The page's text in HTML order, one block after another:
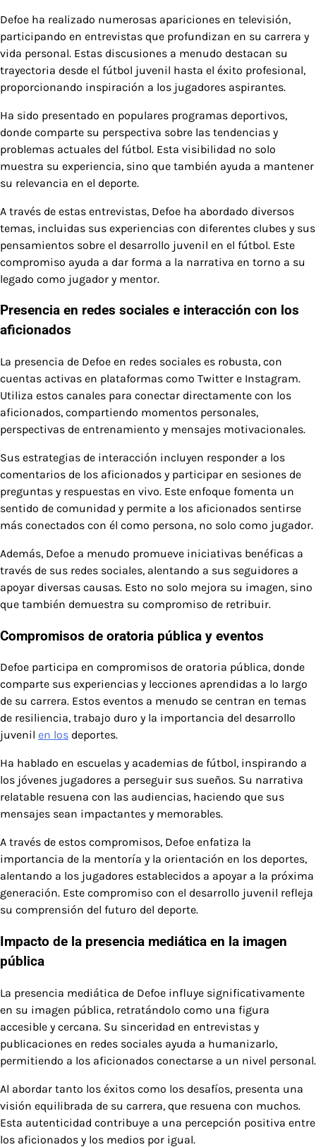
Defoe ha realizado numerosas apariciones en televisión,
participando en entrevistas que profundizan en su carrera y
vida personal. Estas discusiones a menudo destacan su
trayectoria desde el fútbol juvenil hasta el éxito profesional,
proporcionando inspiración a los jugadores aspirantes.
Ha sido presentado en populares programas deportivos,
donde comparte su perspectiva sobre las tendencias y
problemas actuales del fútbol. Esta visibilidad no solo
muestra su experiencia, sino que también ayuda a mantener
su relevancia en el deporte.
A través de estas entrevistas, Defoe ha abordado diversos
temas, incluidas sus experiencias con diferentes clubes y sus
pensamientos sobre el desarrollo juvenil en el fútbol. Este
compromiso ayuda a dar forma a la narrativa en torno a su
legado como jugador y mentor.
Presencia en redes sociales e interacción con los
aficionados
La presencia de Defoe en redes sociales es robusta, con
cuentas activas en plataformas como Twitter e Instagram.
Utiliza estos canales para conectar directamente con los
aficionados, compartiendo momentos personales,
perspectivas de entrenamiento y mensajes motivacionales.
Sus estrategias de interacción incluyen responder a los
comentarios de los aficionados y participar en sesiones de
preguntas y respuestas en vivo. Este enfoque fomenta un
sentido de comunidad y permite a los aficionados sentirse
más conectados con él como persona, no solo como jugador.
Además, Defoe a menudo promueve iniciativas benéficas a
través de sus redes sociales, alentando a sus seguidores a
apoyar diversas causas. Esto no solo mejora su imagen, sino
que también demuestra su compromiso de retribuir.
Compromisos de oratoria pública y eventos
Defoe participa en compromisos de oratoria pública, donde
comparte sus experiencias y lecciones aprendidas a lo largo
de su carrera. Estos eventos a menudo se centran en temas
de resiliencia, trabajo duro y la importancia del desarrollo
juvenil en los deportes.
Ha hablado en escuelas y academias de fútbol, inspirando a
los jóvenes jugadores a perseguir sus sueños. Su narrativa
relatable resuena con las audiencias, haciendo que sus
mensajes sean impactantes y memorables.
A través de estos compromisos, Defoe enfatiza la
importancia de la mentoría y la orientación en los deportes,
alentando a los jugadores establecidos a apoyar a la próxima
generación. Este compromiso con el desarrollo juvenil refleja
su comprensión del futuro del deporte.
Impacto de la presencia mediática en la imagen
pública
La presencia mediática de Defoe influye significativamente
en su imagen pública, retratándolo como una figura
accesible y cercana. Su sinceridad en entrevistas y
publicaciones en redes sociales ayuda a humanizarlo,
permitiendo a los aficionados conectarse a un nivel personal.
Al abordar tanto los éxitos como los desafíos, presenta una
visión equilibrada de su carrera, que resuena con muchos.
Esta autenticidad contribuye a una percepción positiva entre
los aficionados y los medios por igual.